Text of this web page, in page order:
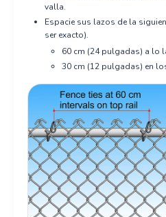
valla.
Espacie sus lazos de la
ser exacto).
60 cm (24 pulgadas) a lo
30 cm (12 pulgadas) en